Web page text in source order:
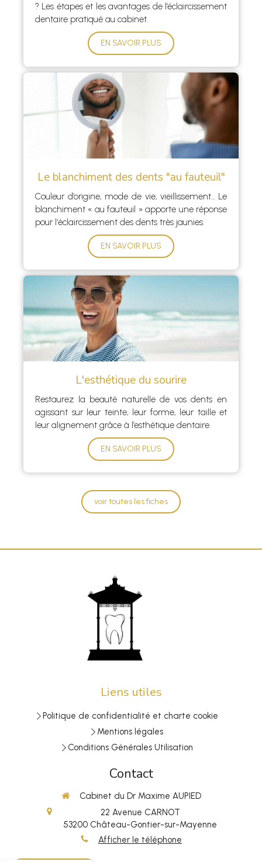
? Les étapes et les avantages de l’éclaircissement
dentaire pratiqué au cabinet.
EN SAVOIR PLUS
Le blanchiment des dents "au fauteuil"
Couleur d’origine, mode de vie, vieillissement... Le
blanchiment « au fauteuil » apporte une réponse
pour l‘éclaircissement des dents très jaunies.
EN SAVOIR PLUS
L'esthétique du sourire
Restaurez la beauté naturelle de vos dents en
agissant sur leur teinte, leur forme, leur taille et
leur alignement grâce à l’esthétique dentaire.
EN SAVOIR PLUS
voir toutes les fiches
Liens utiles
Politique de confidentialité et charte cookie
Mentions légales
Conditions Générales Utilisation
Contact
Cabinet du Dr Maxime AUPIED
22 Avenue CARNOT
53200 Château-Gontier-sur-Mayenne
Afficher le téléphone